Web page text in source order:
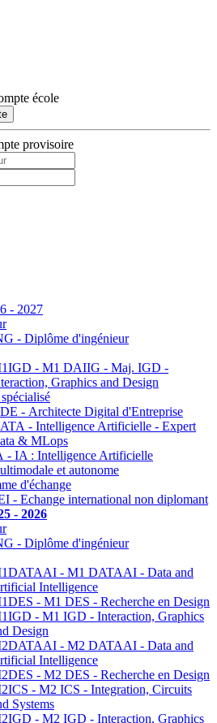
école
provisoire
- 2027
- Diplôme d'ingénieur
- M1 DAIIG - Maj. IGD -
Graphics and Design
- Architecte Digital d'Entreprise
- Intelligence Artificielle - Expert
& MLops
- IA : Intelligence Artificielle
et autonome
d'échange
- Echange international non diplomant
- 2026
- Diplôme d'ingénieur
- M1 DATAAI - Data and
Intelligence
- M1 DES - Recherche en Design
- M1 IGD - Interaction, Graphics
Design
- M2 DATAAI - Data and
Intelligence
- M2 DES - Recherche en Design
- M2 ICS - Integration, Circuits
Systems
- M2 IGD - Interaction, Graphics